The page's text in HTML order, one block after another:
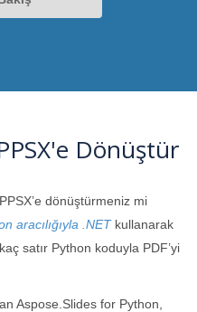
Dönüştür
dönüştürmeniz mi
aracılığıyla .NETkullanarak
satır Python koduyla PDF’yi
Aspose.Slides for Python,